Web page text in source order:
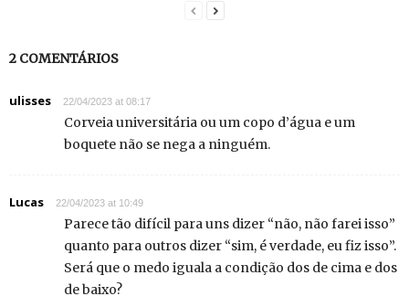
2 COMENTÁRIOS
ulisses 22/04/2023 at 08:17
Corveia universitária ou um copo d’água e um
boquete não se nega a ninguém.
Lucas 22/04/2023 at 10:49
Parece tão difícil para uns dizer “não, não farei isso”
quanto para outros dizer “sim, é verdade, eu fiz isso”.
Será que o medo iguala a condição dos de cima e dos
de baixo?